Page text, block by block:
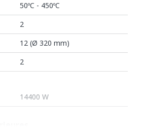
50ºC - 450ºC
2
12 (Ø 320 mm)
2
14400 W